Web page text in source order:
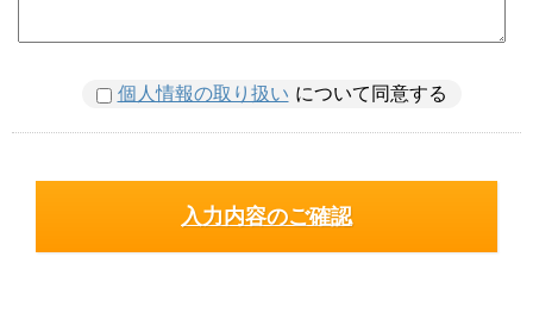
個人情報の取り扱い について同意する